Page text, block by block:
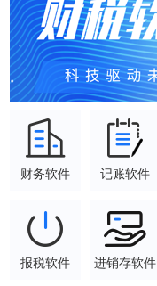
财务软件 记账软件
报税软件 进销存软件